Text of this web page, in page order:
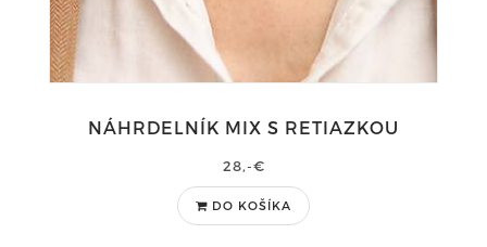
NÁHRDELNÍK MIX S RETIAZKOU
28,-€
DO KOŠÍKA